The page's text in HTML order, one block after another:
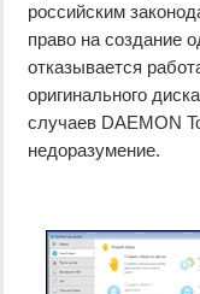
российским
право на создание
отказывается
оригинального
случаев DAEMON
недоразумение.